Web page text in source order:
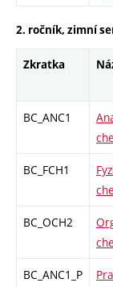
2. ročník, zimní
Zkratka
BC_ANC1
BC_FCH1
BC_OCH2
BC_ANC1_P